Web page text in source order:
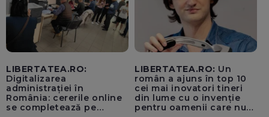
LIBERTATEA.RO:
Digitalizarea
administrației în
România: cererile online
se completează pe
LIBERTATEA.RO: Un
român a ajuns în top 10
cei mai inovatori tineri
din lume cu o invenție
pentru oamenii care nu